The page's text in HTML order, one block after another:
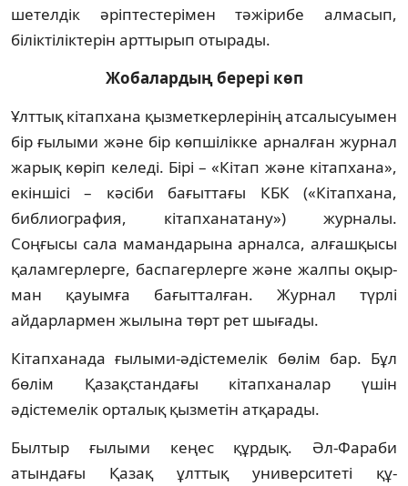
шетелдік әріптестерімен тәжірибе ал­масып,
біліктіліктерін арттырып отырады.
Жобалардың берері көп
Ұлттық кітапхана қызметкерлерінің атса­­лысуымен
бір ғылыми және бір көпші­лік­ке арналған журнал
жарық көріп келеді. Бірі – «Кітап және кітапхана»,
екіншісі – кә­сіби бағыттағы КБК («Кітапхана,
библиог­ра­фия, кітапханатану») журналы.
Соңғысы са­ла мамандарына арналса, алғашқысы
қа­лам­герлерге, баспагерлерге және жалпы оқыр­
ман қауымға бағытталған. Журнал түр­лі
айдарлармен жылына төрт рет шы­ғады.
Кітапханада ғылыми-әдістемелік бөлім бар. Бұл
бөлім Қазақстандағы кітапханалар үшін
әдістемелік орталық қызметін атқара­ды.
Былтыр ғылыми кеңес құрдық. Әл-Фара­би
атындағы Қазақ ұлттық университеті құ­­­­